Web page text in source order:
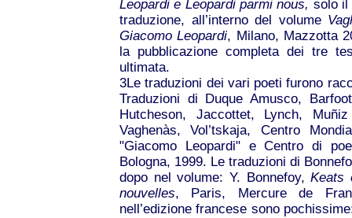
Leopardi e Leopardi parmi nous, solo il
traduzione, all’interno del volume
Giacomo Leopardi, Milano, Mazzotta
la pubblicazione completa dei tre
ultimata.
3Le traduzioni dei vari poeti furono
Traduzioni di Duque Amusco,
Hutcheson, Jaccottet, Lynch,
Vaghenàs, Vol’tskaja, Centro
"Giacomo Leopardi" e Centro di
Bologna, 1999. Le traduzioni di
dopo nel volume: Y. Bonnefoy, Keats
nouvelles, Paris, Mercure de
nell’edizione francese sono